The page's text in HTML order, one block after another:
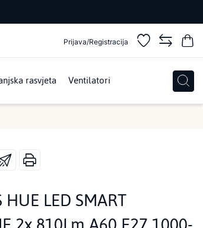
Prijava/Registracija
rasvjeta Ventilatori
HUE LED SMART